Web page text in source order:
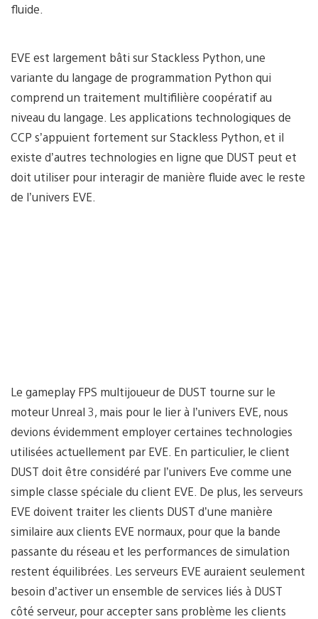
fluide.
EVE est largement bâti sur Stackless Python, une
variante du langage de programmation Python qui
comprend un traitement multifilière coopératif au
niveau du langage. Les applications technologiques de
CCP s’appuient fortement sur Stackless Python, et il
existe d’autres technologies en ligne que DUST peut et
doit utiliser pour interagir de manière fluide avec le reste
de l’univers EVE.
Le gameplay FPS multijoueur de DUST tourne sur le
moteur Unreal 3, mais pour le lier à l’univers EVE, nous
devions évidemment employer certaines technologies
utilisées actuellement par EVE. En particulier, le client
DUST doit être considéré par l’univers Eve comme une
simple classe spéciale du client EVE. De plus, les serveurs
EVE doivent traiter les clients DUST d’une manière
similaire aux clients EVE normaux, pour que la bande
passante du réseau et les performances de simulation
restent équilibrées. Les serveurs EVE auraient seulement
besoin d’activer un ensemble de services liés à DUST
côté serveur, pour accepter sans problème les clients